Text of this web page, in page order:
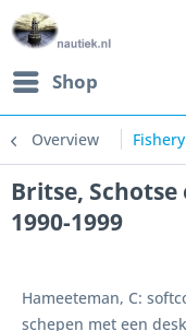
Shop
Overview
Britse,
1990-1999
Hameeteman, C:
schepen met een